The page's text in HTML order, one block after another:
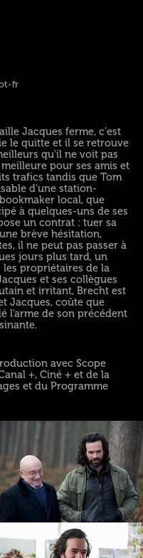
fr
Jacques ferme, c'est
le quitte et il se retrouve
qu'il ne voit pas
pour ses amis et
trafics tandis que Tom
d'une station-
local, que
à quelques-uns de ses
un contrat : tuer sa
brève hésitation,
il ne peut pas passer à
jours plus tard, un
les propriétaires de la
et ses collègues
et irritant, Brecht est
Jacques, coûte que
l'arme de son précédent
avec Scope
+, Ciné + et de la
et du Programme